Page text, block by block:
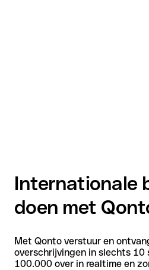
Internationale
doen met
Met Qonto verstuur en
overschrijvingen in slechts
100.000 over in realtime en